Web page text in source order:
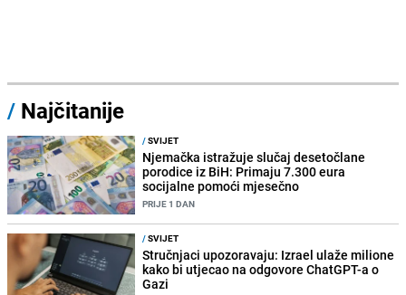
/ Najčitanije
/SVIJET
Njemačka istražuje slučaj desetočlane
porodice iz BiH: Primaju 7.300 eura
socijalne pomoći mjesečno
PRIJE 1 DAN
/SVIJET
Stručnjaci upozoravaju: Izrael ulaže milione
kako bi utjecao na odgovore ChatGPT-a o
Gazi